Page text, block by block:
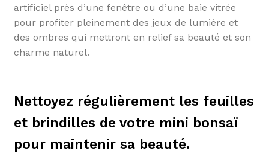
artificiel près d’une fenêtre ou d’une baie vitrée
pour profiter pleinement des jeux de lumière et
des ombres qui mettront en relief sa beauté et son
charme naturel.
Nettoyez régulièrement les feuilles
et brindilles de votre mini bonsaï
pour maintenir sa beauté.